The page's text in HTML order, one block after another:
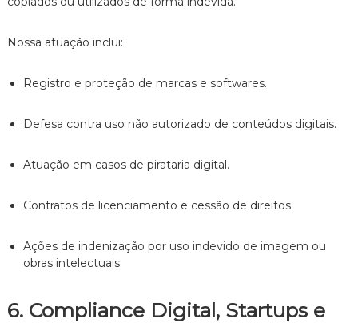
Nossa atuação inclui:
Registro e proteção de marcas e softwares.
Defesa contra uso não autorizado de conteúdos digitais.
Atuação em casos de pirataria digital.
Contratos de licenciamento e cessão de direitos.
Ações de indenização por uso indevido de imagem ou
obras intelectuais.
6. Compliance Digital, Startups e